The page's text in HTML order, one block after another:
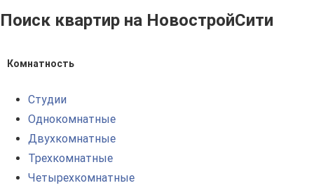
Поиск квартир на НовостройСити
Комнатность
Студии
Однокомнатные
Двухкомнатные
Трехкомнатные
Четырехкомнатные